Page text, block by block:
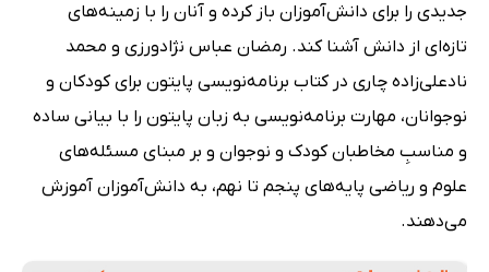
جدیدی را برای دانش‌آموزان باز کرده و آنان را با زمینه‌های
تازه‌ای از دانش آشنا کند. رمضان عباس نژادورزی و محمد
نادعلی‌زاده چاری در کتاب برنامه‌نویسی پایتون برای کودکان و
نوجوانان، مهارت برنامه‌نویسی به زبان پایتون را با بیانی ساده
و مناسبِ مخاطبان کودک و نوجوان و بر مبنای مسئله‌های
علوم و ریاضی پایه‌های پنجم تا نهم، به دانش‌آموزان آموزش
می‌دهند.